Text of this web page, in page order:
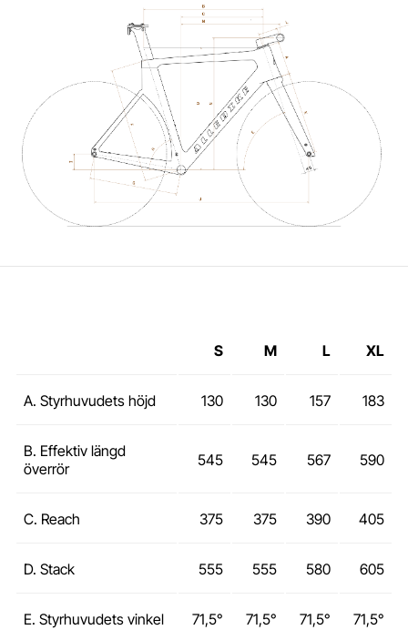
S M L XL
A. Styrhuvudets höjd 130 130 157 183
B. Effektiv längd
överrör
545 545 567 590
C. Reach 375 375 390 405
D. Stack 555 555 580 605
E. Styrhuvudets vinkel 71,5° 71,5° 71,5° 71,5°